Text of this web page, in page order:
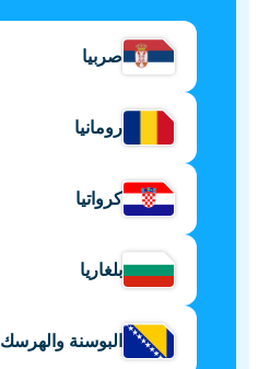
صربيا
رومانيا
كرواتيا
بلغاريا
البوسنة والهرسك